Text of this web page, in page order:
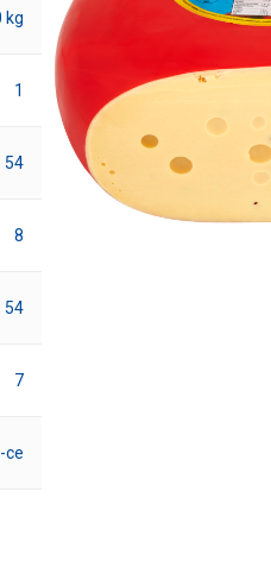
kg
1
54
8
54
7
ce